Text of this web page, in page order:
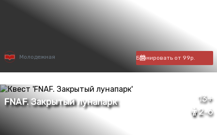
Молодежная Бронировать от 99р.
13+
2-6